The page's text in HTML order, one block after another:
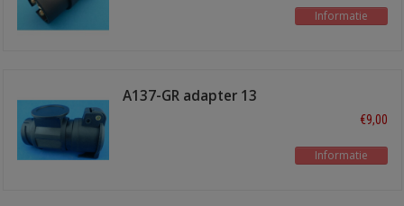
Informatie
A137-GR adapter 13
€9,00
Informatie